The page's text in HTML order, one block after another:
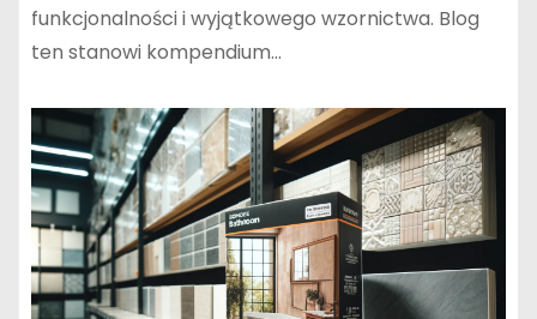
funkcjonalności i wyjątkowego wzornictwa. Blog
ten stanowi kompendium…